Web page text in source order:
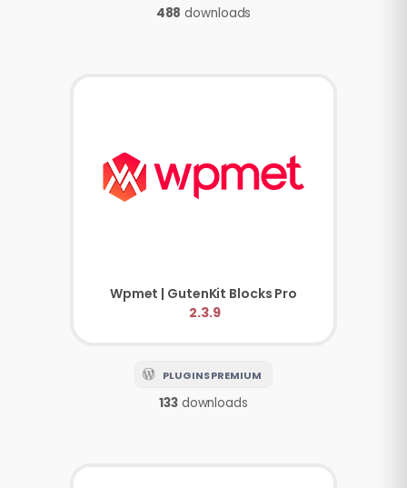
488 downloads
2.3.9
PLUGINS PREMIUM
133downloads